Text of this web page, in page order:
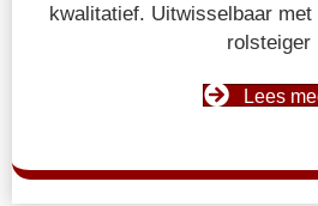
kwalitatief. Uitwisselbaar met
rolsteiger
Lees